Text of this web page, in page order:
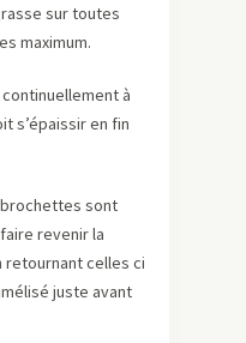
sur toutes
maximum.
à
s’épaissir en fin
sont
revenir la
retournant celles ci
juste avant